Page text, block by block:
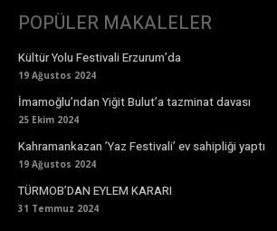
POPÜLER MAKALELER
Kültür Yolu Festivali Erzurum’da
19 Ağustos 2024
İmamoğlu’ndan Yiğit Bulut’a tazminat davası
25 Ekim 2024
Kahramankazan ’Yaz Festivali’ ev sahipliği yaptı
19 Ağustos 2024
TÜRMOB’DAN EYLEM KARARI
31 Temmuz 2024